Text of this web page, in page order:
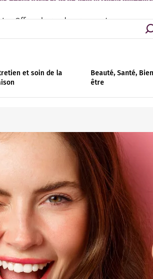
Offres de remboursement
et soin de la
Beauté, Santé,
être